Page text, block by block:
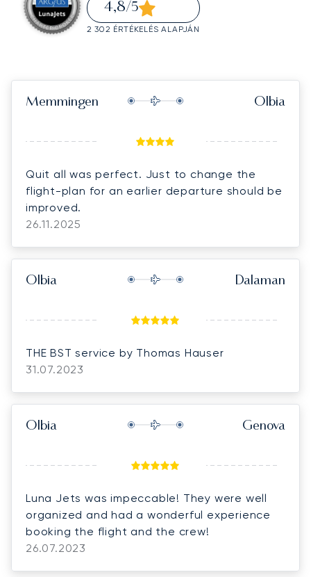
4,8/5
2 302 ÉRTÉKELÉS ALAPJÁN
Memmingen Olbia
Quit all was perfect. Just to change the
flight-plan for an earlier departure should be
improved.
26.11.2025
Olbia Dalaman
THE BST service by Thomas Hauser
31.07.2023
Olbia Genova
Luna Jets was impeccable! They were well
organized and had a wonderful experience
booking the flight and the crew!
26.07.2023